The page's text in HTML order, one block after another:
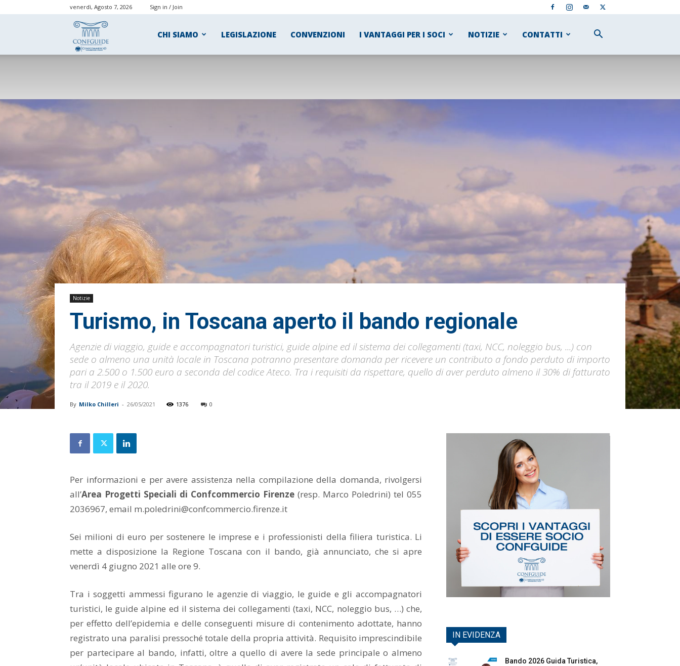
venerdì, Agosto 7, 2026 Sign in / Join
CHI SIAMO LEGISLAZIONE CONVENZIONI I VANTAGGI PER I SOCI NOTIZIE CONTATTI
Notizie
Turismo, in Toscana aperto il bando regionale
Agenzie di viaggio, guide e accompagnatori turistici, guide alpine ed il sistema dei collegamenti (taxi, NCC, noleggio bus, ...) con
sede o almeno una unità locale in Toscana potranno presentare domanda per ricevere un contributo a fondo perduto di importo
pari a 2.500 o 1.500 euro a seconda del codice Ateco. Tra i requisiti da rispettare, quello di aver perduto almeno il 30% di fatturato
tra il 2019 e il 2020.
By Milko Chilleri - 26/05/2021 1376 0
Per informazioni e per avere assistenza nella compilazione della domanda, rivolgersi
all’Area Progetti Speciali di Confcommercio Firenze (resp. Marco Poledrini) tel 055
2036967, email m.poledrini@confcommercio.firenze.it
Sei milioni di euro per sostenere le imprese e i professionisti della filiera turistica. Li
mette a disposizione la Regione Toscana con il bando, già annunciato, che si apre
venerdì 4 giugno 2021 alle ore 9.
Tra i soggetti ammessi figurano le agenzie di viaggio, le guide e gli accompagnatori
turistici, le guide alpine ed il sistema dei collegamenti (taxi, NCC, noleggio bus, …) che,
per effetto dell’epidemia e delle conseguenti misure di contenimento adottate, hanno
registrato una paralisi pressoché totale della propria attività. Requisito imprescindibile
per partecipare al bando, infatti, oltre a quello di avere la sede principale o almeno
IN EVIDENZA
Bando 2026 Guida Turistica,